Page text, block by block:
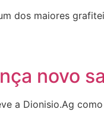
dos maiores
novo
a Dionisio.Ag